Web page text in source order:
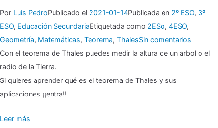
Por Luis PedroPublicado el 2021-01-14Publicada en 2º ESO, 3º
ESO, Educación SecundariaEtiquetada como 2ESo, 4ESO,
Geometría, Matemáticas, Teorema, ThalesSin comentarios
▶
Con el teorema de Thales puedes medir la altura de un árbol o el
radio de la Tierra.
Si quieres aprender qué es el teorema de Thales y sus
aplicaciones ¡¡entra!!
Leer más